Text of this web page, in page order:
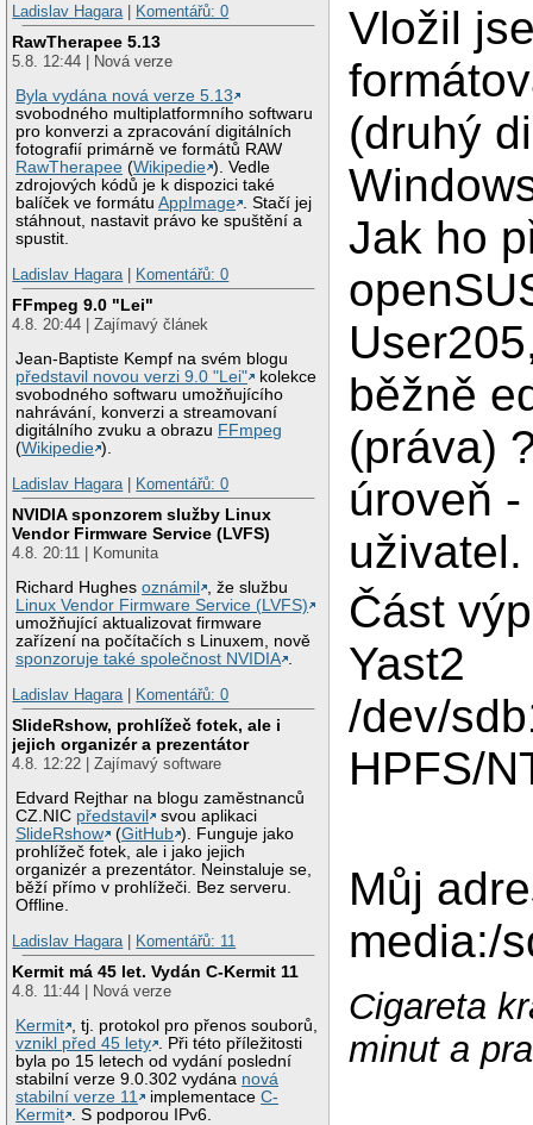
Ladislav Hagara
Komentářů: 0
RawTherapee 5.13
5.8. 12:44 | Nová verze
Byla vydána nová verze 5.13
svobodného multiplatformního softwaru
pro konverzi a zpracování digitálních
fotografií primárně ve formátů RAW
RawTherapee (Wikipedie ). Vedle
zdrojových kódů je k dispozici také
balíček ve formátuAppImage . Stačí jej
stáhnout, nastavit právo ke spuštění a
spustit.
Ladislav Hagara
Komentářů: 0
FFmpeg 9.0 "Lei"
4.8. 20:44 | Zajímavý článek
Jean-Baptiste Kempf na svém blogu
představil novou verzi 9.0 "Lei"
kolekce
svobodného softwaru umožňujícího
nahrávání, konverzi a streamovaní
digitálního zvuku a obrazu FFmpeg
(Wikipedie ).
Ladislav Hagara
Komentářů: 0
NVIDIA sponzorem služby Linux
Vendor Firmware Service (LVFS)
4.8. 20:11 | Komunita
Richard Hughesoznámil
, že službu
Linux Vendor Firmware Service (LVFS)
umožňující aktualizovat firmware
zařízení na počítačích s Linuxem, nově
sponzoruje také společnost NVIDIA .
Ladislav Hagara | Komentářů: 0
SlideRshow, prohlížeč fotek, ale i
jejich organizér a prezentátor
4.8. 12:22 | Zajímavý software
Edvard Rejthar na blogu zaměstnanců
CZ.NIC představil
svou aplikaci
SlideRshow
(GitHub ). Funguje jako
prohlížeč fotek, ale i jako jejich
organizér a prezentátor. Neinstaluje se,
běží přímo v prohlížeči. Bez serveru.
Offline.
Ladislav Hagara | Komentářů: 11
Kermit má 45 let. Vydán C-Kermit 11
4.8. 11:44 | Nová verze
Kermit , tj. protokol pro přenos souborů,
vznikl před 45 lety . Při této příležitosti
byla po 15 letech od vydání poslední
stabilní verze 9.0.302 vydána nová
stabilní verze 11
implementaceC-
Kermit . S podporou IPv6.
Vložil
(druhý
Jak ho
běžně
(práva)
úroveň
uživatel.
Část
Yast2
/dev/
HPFS/
Můj
media:/
Cigareta
minut a